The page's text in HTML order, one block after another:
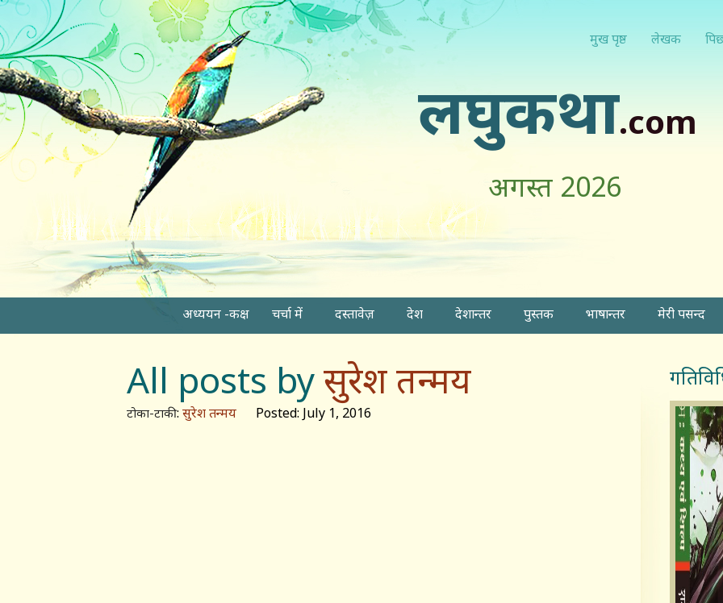
मुख पृष्ठ लेखक
लघुकथा.com
अगस्त 2026
अध्ययन -कक्ष चर्चा में दस्तावेज़ देश देशान्तर पुस्तक भाषान्तर मेरी पसन्द
All posts byसुरेश तन्मय
टोका-टाकी: सुरेश तन्मय Posted: July 1, 2016